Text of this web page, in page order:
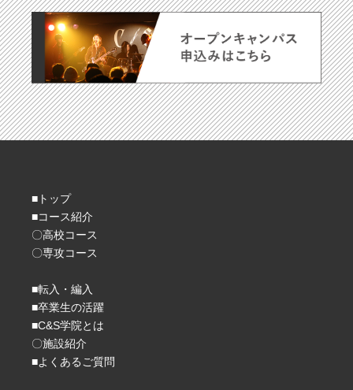
■トップ
■コース紹介
〇高校コース
〇専攻コース
■転入・編入
■卒業生の活躍
■C&S学院とは
〇施設紹介
■よくあるご質問